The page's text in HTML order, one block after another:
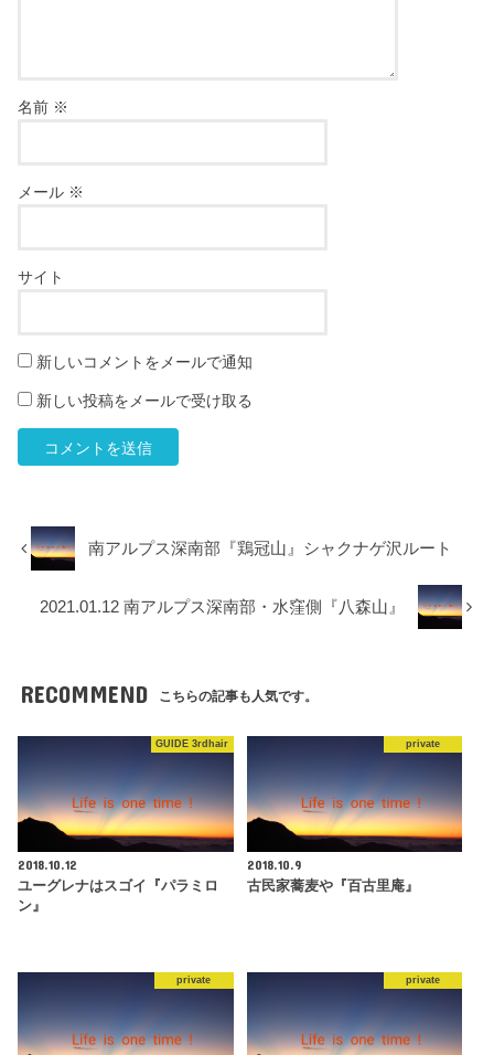
名前 ※
メール ※
サイト
新しいコメントをメールで通知
新しい投稿をメールで受け取る
南アルプス深南部『鶏冠山』シャクナゲ沢ルート
2021.01.12 南アルプス深南部・水窪側『八森山』
RECOMMEND こちらの記事も人気です。
GUIDE 3rdhair
2018.10.12
ユーグレナはスゴイ『パラミロ
ン』
private
2018.10.9
古民家蕎麦や『百古里庵』
private private